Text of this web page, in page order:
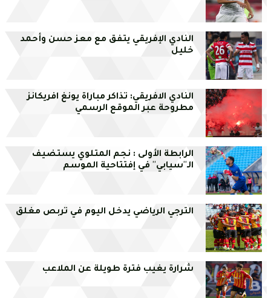
النادي الإفريقي يتفق مع معز حسن وأحمد
خليل
النادي الافريقي: تذاكر مباراة يونغ افريكانز
مطروحة عبر الموقع الرسمي
الرابطة الأولى : نجم المتلوي يستضيف
الـ''سيابي'' في إفتتاحية الموسم
الترجي الرياضي يدخل اليوم في تربص مغلق
شرارة يغيب فترة طويلة عن الملاعب